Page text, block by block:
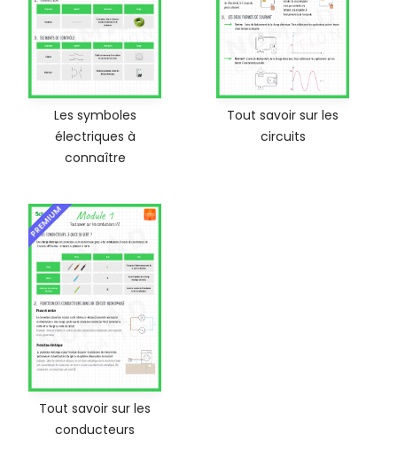
Les symboles
électriques à
connaître
Tout savoir sur les
circuits
PREMIUM
Tout savoir sur les
conducteurs